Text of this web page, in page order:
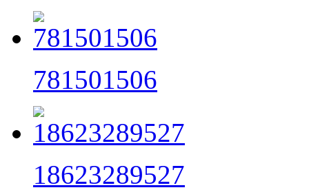
781501506
18623289527